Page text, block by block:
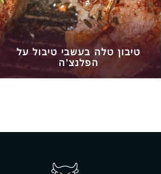
טיבון טלה בעשבי טיבול על
הפלנצ'ה